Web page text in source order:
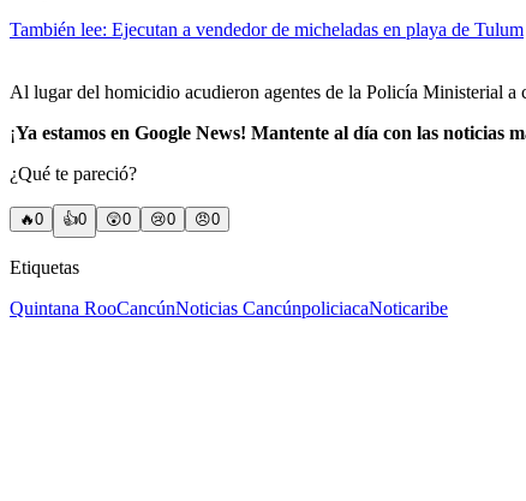
También lee: Ejecutan a vendedor de micheladas en playa de Tulum
Al lugar del homicidio acudieron agentes de la Policía Ministerial
¡Ya estamos en Google News! Mantente al día con las noticias
¿Qué te pareció?
🔥0 👍0 😲0 😢0 😠0
Etiquetas
Quintana RooCancúnNoticias CancúnpoliciacaNoticaribe